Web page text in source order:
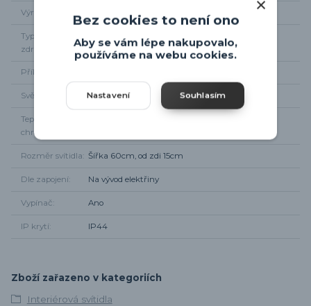
Výrobce
Typ světelného
zdroje
Příkon
Světelný tok 2700lm
Teplota
chromatičnosti
Rozměr svítidla Šířka 60cm, od zdi 15cm
Dle zapojení Na vývod elektřiny
Vypínač Ano
IP krytí IP44
Zboží zařazeno v kategoriích
Interiérová svítidla
Bez cookies to není ono
Aby se vám lépe nakupovalo,
používáme na webu cookies.
Nastavení Souhlasím